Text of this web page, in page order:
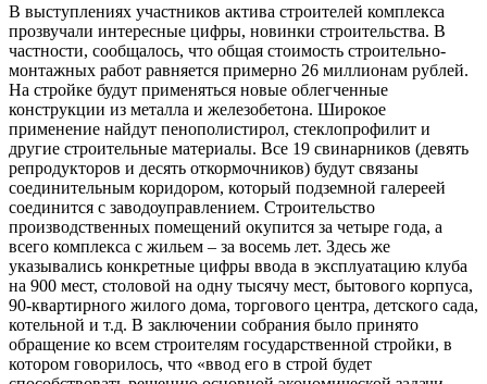
В выступлениях участников актива строителей комплекса
прозвучали интересные цифры, новинки строительства. В
частности, сообщалось, что общая стоимость строительно-
монтажных работ равняется примерно 26 миллионам рублей.
На стройке будут применяться новые облегченные
конструкции из металла и железобетона. Широкое
применение найдут пенополистирол, стеклопрофилит и
другие строительные материалы. Все 19 свинарников (девять
репродукторов и десять откормочников) будут связаны
соединительным коридором, который подземной галереей
соединится с заводоуправлением. Строительство
производственных помещений окупится за четыре года, а
всего комплекса с жильем – за восемь лет. Здесь же
указывались конкретные цифры ввода в эксплуатацию клуба
на 900 мест, столовой на одну тысячу мест, бытового корпуса,
90-квартирного жилого дома, торгового центра, детского сада,
котельной и т.д. В заключении собрания было принято
обращение ко всем строителям государственной стройки, в
котором говорилось, что «ввод его в строй будет